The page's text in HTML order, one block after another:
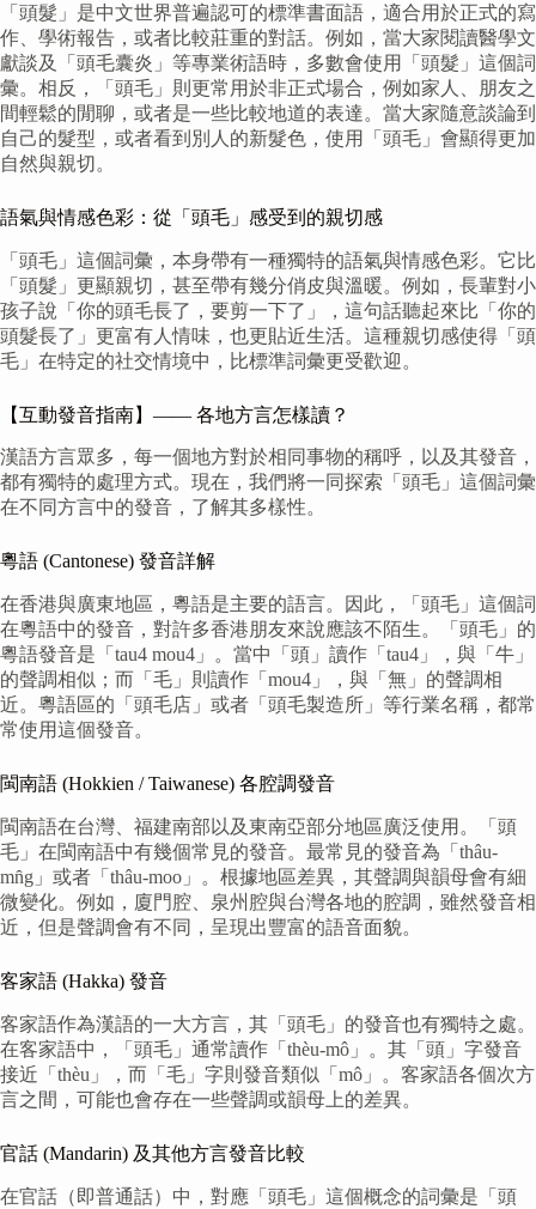
「頭髮」是中文世界普遍認可的標準書面語，適合用於正式的寫
作、學術報告，或者比較莊重的對話。例如，當大家閱讀醫學文
獻談及「頭毛囊炎」等專業術語時，多數會使用「頭髮」這個詞
彙。相反，「頭毛」則更常用於非正式場合，例如家人、朋友之
間輕鬆的閒聊，或者是一些比較地道的表達。當大家隨意談論到
自己的髮型，或者看到別人的新髮色，使用「頭毛」會顯得更加
自然與親切。
語氣與情感色彩：從「頭毛」感受到的親切感
「頭毛」這個詞彙，本身帶有一種獨特的語氣與情感色彩。它比
「頭髮」更顯親切，甚至帶有幾分俏皮與溫暖。例如，長輩對小
孩子說「你的頭毛長了，要剪一下了」，這句話聽起來比「你的
頭髮長了」更富有人情味，也更貼近生活。這種親切感使得「頭
毛」在特定的社交情境中，比標準詞彙更受歡迎。
【互動發音指南】—— 各地方言怎樣讀？
漢語方言眾多，每一個地方對於相同事物的稱呼，以及其發音，
都有獨特的處理方式。現在，我們將一同探索「頭毛」這個詞彙
在不同方言中的發音，了解其多樣性。
粵語 (Cantonese) 發音詳解
在香港與廣東地區，粵語是主要的語言。因此，「頭毛」這個詞
在粵語中的發音，對許多香港朋友來說應該不陌生。「頭毛」的
粵語發音是「tau4 mou4」。當中「頭」讀作「tau4」，與「牛」
的聲調相似；而「毛」則讀作「mou4」，與「無」的聲調相
近。粵語區的「頭毛店」或者「頭毛製造所」等行業名稱，都常
常使用這個發音。
閩南語 (Hokkien / Taiwanese) 各腔調發音
閩南語在台灣、福建南部以及東南亞部分地區廣泛使用。「頭
毛」在閩南語中有幾個常見的發音。最常見的發音為「thâu-
mn̂g」或者「thâu-moo」。根據地區差異，其聲調與韻母會有細
微變化。例如，廈門腔、泉州腔與台灣各地的腔調，雖然發音相
近，但是聲調會有不同，呈現出豐富的語音面貌。
客家語 (Hakka) 發音
客家語作為漢語的一大方言，其「頭毛」的發音也有獨特之處。
在客家語中，「頭毛」通常讀作「thèu-mô」。其「頭」字發音
接近「thèu」，而「毛」字則發音類似「mô」。客家語各個次方
言之間，可能也會存在一些聲調或韻母上的差異。
官話 (Mandarin) 及其他方言發音比較
在官話（即普通話）中，對應「頭毛」這個概念的詞彙是「頭